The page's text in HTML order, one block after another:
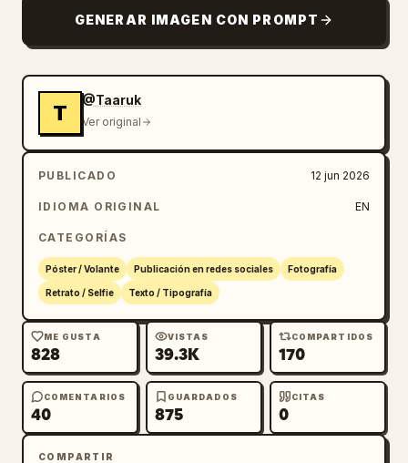
GENERAR IMAGEN CON PROMPT
T
@Taaruk
Ver original
PUBLICADO 12 jun 2026
IDIOMA ORIGINAL EN
CATEGORÍAS
Póster / Volante Publicación en redes sociales Fotografía
Retrato / Selfie Texto / Tipografía
ME GUSTA
828
VISTAS
39.3K
COMPARTIDOS
170
COMENTARIOS
40
GUARDADOS
875
CITAS
0
COMPARTIR